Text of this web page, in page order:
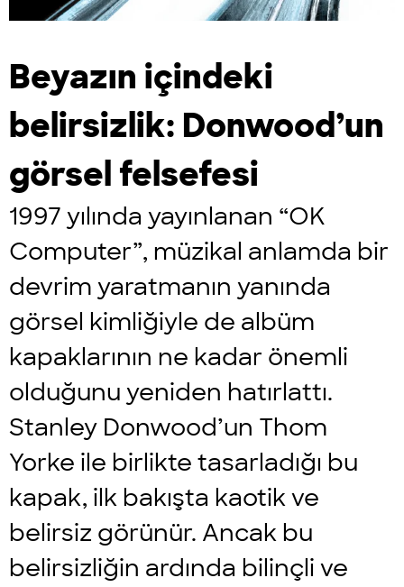
Beyazın içindeki
belirsizlik: Donwood’un
görsel felsefesi
1997 yılında yayınlanan “OK
Computer”, müzikal anlamda bir
devrim yaratmanın yanında
görsel kimliğiyle de albüm
kapaklarının ne kadar önemli
olduğunu yeniden hatırlattı.
Stanley Donwood’un Thom
Yorke ile birlikte tasarladığı bu
kapak, ilk bakışta kaotik ve
belirsiz görünür. Ancak bu
belirsizliğin ardında bilinçli ve